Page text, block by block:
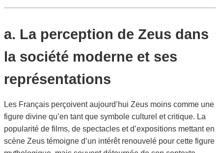
a. La perception de Zeus dans
la société moderne et ses
représentations
Les Français perçoivent aujourd’hui Zeus moins comme une
figure divine qu’en tant que symbole culturel et critique. La
popularité de films, de spectacles et d’expositions mettant en
scène Zeus témoigne d’un intérêt renouvelé pour cette figure